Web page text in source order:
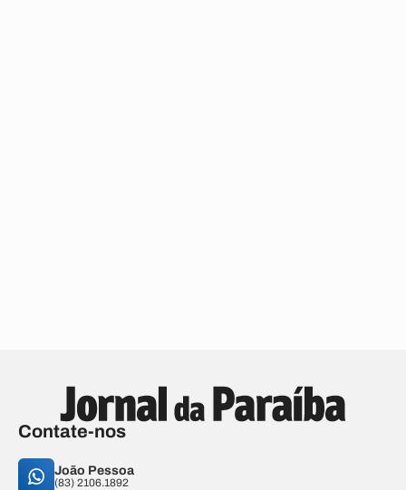
Contate-nos
João Pessoa
(83) 2106.1892